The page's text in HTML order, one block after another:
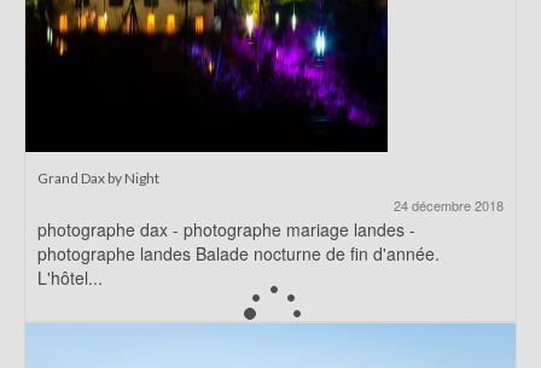
Grand Dax by Night
24 décembre 2018
photographe dax - photographe mariage landes -
photographe landes Balade nocturne de fin d'année.
L'hôtel...